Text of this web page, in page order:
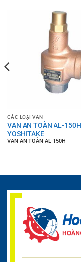
CÁC LOẠI VAN
VAN AN TOÀN AL-150H
YOSHITAKE
VAN AN TOÀN AL-150H